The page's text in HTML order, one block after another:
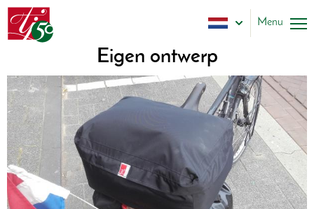
Overslaan
en
naar
gaan
Tatteljee
Menu
Dutch
Slapen
Tenten
Overige
Reparatie
Eigen ontwerp